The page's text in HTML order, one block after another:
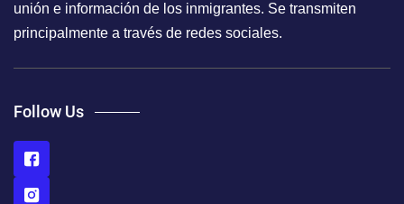
unión e información de los inmigrantes. Se transmiten
principalmente a través de redes sociales.
Follow Us